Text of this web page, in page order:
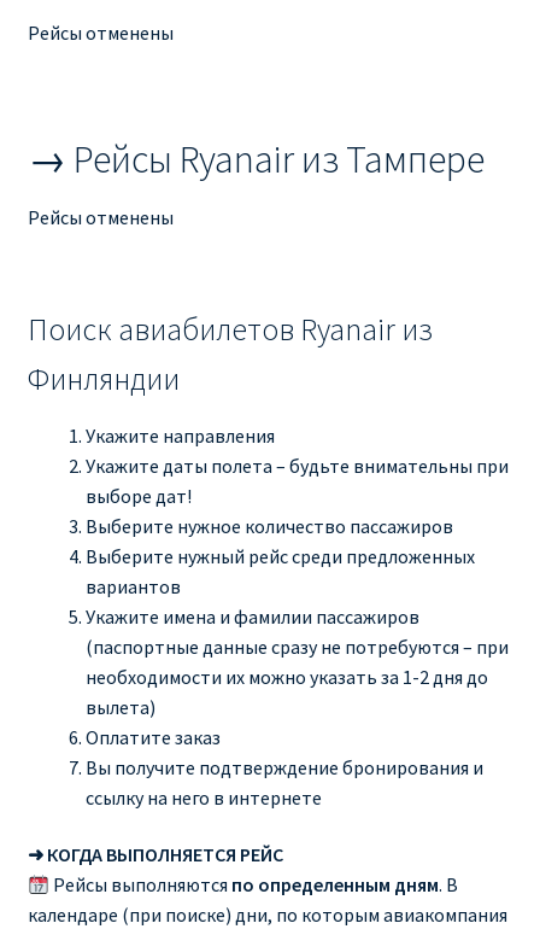
Рейсы отменены
→ Рейсы Ryanair из Тампере
Рейсы отменены
Поиск авиабилетов Ryanair из
Финляндии
Укажите направления
Укажите даты полета – будьте внимательны при
выборе дат!
Выберите нужное количество пассажиров
Выберите нужный рейс среди предложенных
вариантов
Укажите имена и фамилии пассажиров
(паспортные данные сразу не потребуются – при
необходимости их можно указать за 1-2 дня до
вылета)
Оплатите заказ
Вы получите подтверждение бронирования и
ссылку на него в интернете
➜ КОГДА ВЫПОЛНЯЕТСЯ РЕЙС
Рейсы выполняются по определенным дням. В
календаре (при поиске) дни, по которым авиакомпания